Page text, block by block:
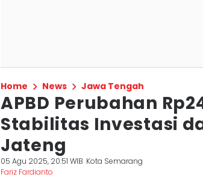
Home News Jawa Tengah
APBD Perubahan
Stabilitas Investasi
Jateng
05 Agu 2025, 20:51 WIB Kota Semarang
Fariz Fardianto